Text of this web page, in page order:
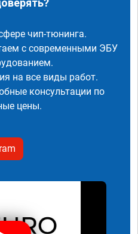
чип-тюнинга.
с современными ЭБУ
на все виды работ.
консультации по
цены.